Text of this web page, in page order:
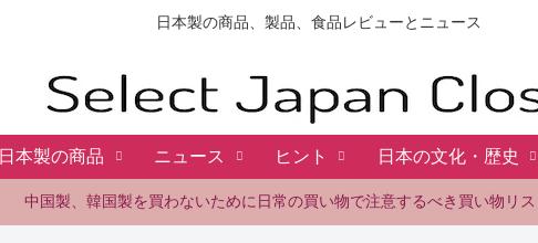
日本製の商品、製品、食品レビューとニュース
日本製の商品 ニュース ヒント 日本の文化・歴史
中国製、韓国製を買わないために日常の買い物で注意するべき買い物リ